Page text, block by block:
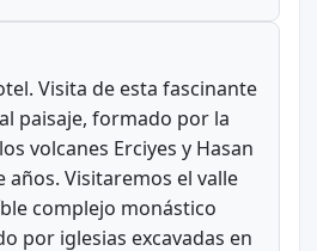
Visita de esta fascinante
paisaje, formado por la
volcanes Erciyes y Hasan
años. Visitaremos el valle
complejo monástico
por iglesias excavadas en